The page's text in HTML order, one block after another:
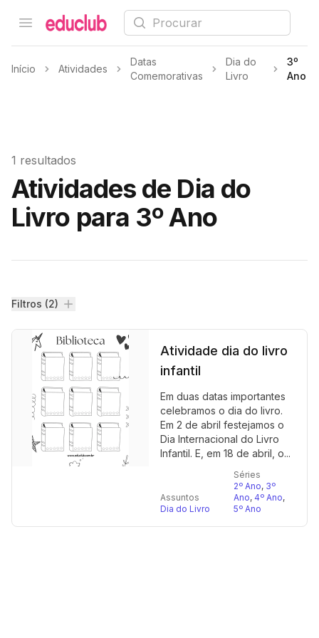
Open menu
Educlub Procurar
Início Atividades
Datas
Comemorativas
Dia do
Livro
3º
Ano
1 resultados
Atividades de Dia do
Livro para 3º Ano
Filtros
Filtros (2)
Atividade dia do livro
infantil
Em duas datas importantes
celebramos o dia do livro.
Em 2 de abril festejamos o
Dia Internacional do Livro
Infantil. E, em 18 de abril, o...
Assuntos
Dia do Livro
Séries
2º Ano, 3º
Ano, 4º Ano,
5º Ano